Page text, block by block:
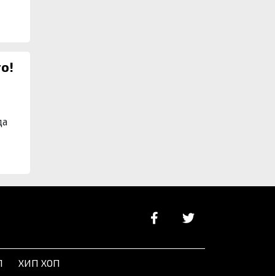
ХИП ХОП